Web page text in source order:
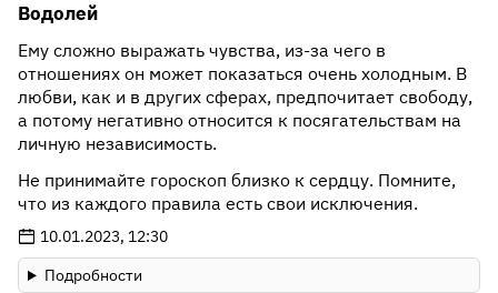
Водолей
Ему сложно выражать чувства, из-за чего в
отношениях он может показаться очень холодным. В
любви, как и в других сферах, предпочитает свободу,
а потому негативно относится к посягательствам на
личную независимость.
Не принимайте гороскоп близко к сердцу. Помните,
что из каждого правила есть свои исключения.
10.01.2023, 12:30
Подробности